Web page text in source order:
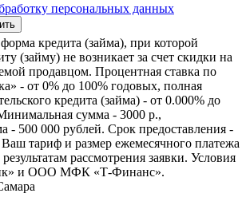
персональных данных
кредита (займа), при которой
(займу) не возникает за счет скидки на
продавцом. Процентная ставка по
- от 0% до 100% годовых, полная
кредита (займа) - от 0.000% до
сумма - 3000 р.,
- 500 000 рублей. Срок предоставления -
тариф и размер ежемесячного платежа
рассмотрения заявки. Условия
и ООО МФК «Т-Финанс».